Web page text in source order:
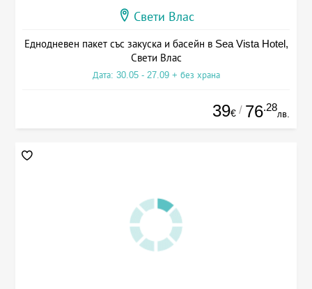
Свети Влас
Еднодневен пакет със закуска и басейн в Sea Vista Hotel,
Свети Влас
Дата: 30.05 - 27.09 + без храна
39€ / 76.28
лв.